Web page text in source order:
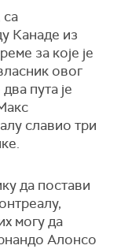
са
Канаде из
за које је
овог
пута је
славио три
да постави
могу да
Алонсо